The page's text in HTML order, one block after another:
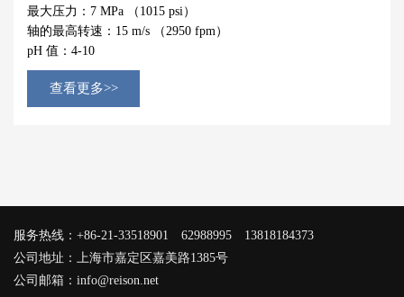
最大压力：7 MPa （1015 psi）
轴的最高转速：15 m/s （2950 fpm）
pH 值：4-10
查看更多>>
服务热线：+86-21-33518901 62988995 13818184373
公司地址：上海市嘉定区嘉美路1385号
公司邮箱：info@reison.net